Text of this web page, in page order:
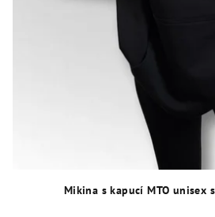
Mikina s kapucí MTO unisex